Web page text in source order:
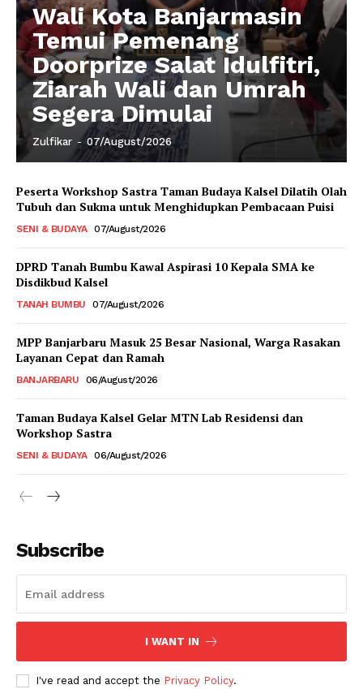
Wali Kota Banjarmasin
Temui Pemenang
Doorprize Salat Idulfitri,
Ziarah Wali dan Umrah
Segera Dimulai
Zulfikar - 07/August/2026
Peserta Workshop Sastra Taman Budaya Kalsel Dilatih Olah
Tubuh dan Sukma untuk Menghidupkan Pembacaan Puisi
SENI & BUDAYA 07/August/2026
DPRD Tanah Bumbu Kawal Aspirasi 10 Kepala SMA ke
Disdikbud Kalsel
TANAH BUMBU 07/August/2026
MPP Banjarbaru Masuk 25 Besar Nasional, Warga Rasakan
Layanan Cepat dan Ramah
BANJARBARU 06/August/2026
Taman Budaya Kalsel Gelar MTN Lab Residensi dan
Workshop Sastra
SENI & BUDAYA 06/August/2026
Subscribe
I WANT IN
I've read and accept the Privacy Policy.